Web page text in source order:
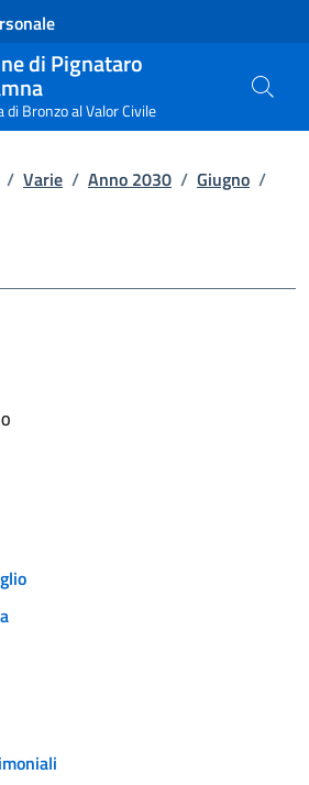
di Pignataro
di Bronzo al Valor Civile
/ Varie / Anno 2030 / Giugno /